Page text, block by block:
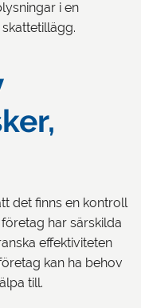
i en
det finns en kontroll
har särskilda
effektiviteten
kan ha behov
till.